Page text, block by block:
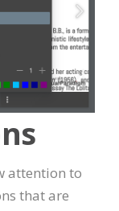
attention to
that are